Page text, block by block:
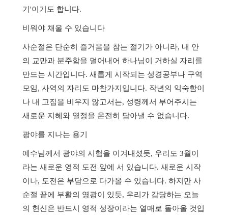
기 '이기도 합니다.
비워야 채울 수 있습니다
사순절은 단순히 즐거움을 참는 절기가 아니라, 내 안
의 교만과 분주함을 덜어내어 하나님이 거하실 자리를
만드는 시간입니다. 새롭게 시작되는 성경공부나 구역
모임, 사역의 자리도 마찬가지입니다. 작년의 익숙함이
나 내 고집을 비우지 않고서는, 성령께서 부어주시는
새로운 지혜와 열정을 온전히 담아낼 수 없습니다.
광야를 지나는 용기
예수님께서 광야의 시험을 이겨내셨듯, 우리도 3월이
라는 새로운 영적 도전 앞에 서 있습니다. 새로운 시작
이나, 도전은 부담으로 다가올 수 있습니다. 하지만 사
순절 끝에 부활의 영광이 있듯, 우리가 감당하는 오늘
의 헌신은 반드시 영적 성장이라는 열매로 돌아올 것입